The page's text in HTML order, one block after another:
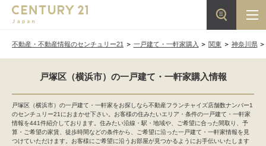
不動産・不動産情報のセンチュリー21 一戸建て・一軒家購入 関東 神奈川県
戸塚区（横浜市）の一戸建て・一軒家購入情報
戸塚区（横浜市）の一戸建て・一軒家をお探しなら不動産フランチャイズ店舗数ナンバー1
のセンチュリー21におまかせ下さい。お客様の住みたいエリア・条件の一戸建て・一軒家
情報を441件紹介しております。住みたい沿線・駅・地域や、ご希望に合った間取り、予
算・ご希望の家賃、徒歩時間などの条件から、ご希望に沿った一戸建て・一軒家情報を見
つけていただけます。お客様にご希望に沿うお部屋が見つかるようにお手伝いいたします